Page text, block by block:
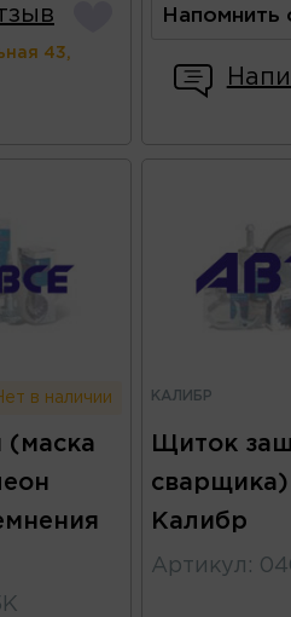
43,
Напомнить
в наличии КАЛИБР
Щиток
Калибр
Артикул :